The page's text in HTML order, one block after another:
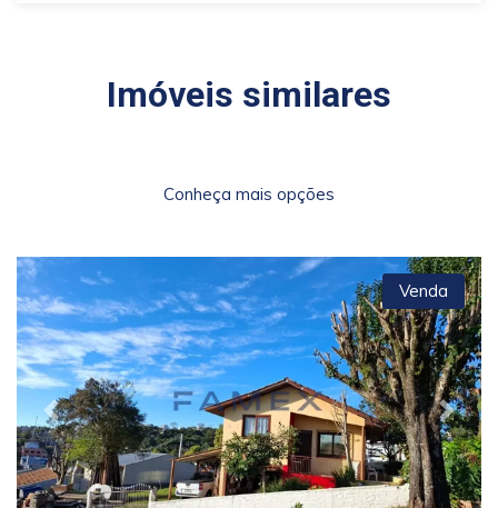
Imóveis similares
Conheça mais opções
Previous Next
Venda